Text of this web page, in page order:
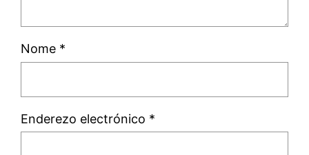
Nome *
Enderezo electrónico *